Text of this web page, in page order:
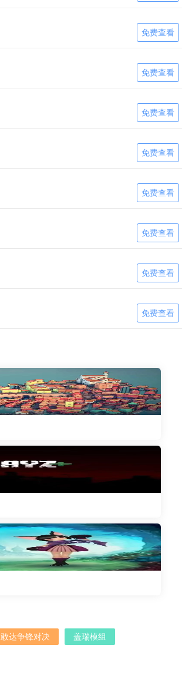
免费查看
免费查看
免费查看
免费查看
免费查看
免费查看
免费查看
免费查看
敢达争锋对决 盖瑞模组